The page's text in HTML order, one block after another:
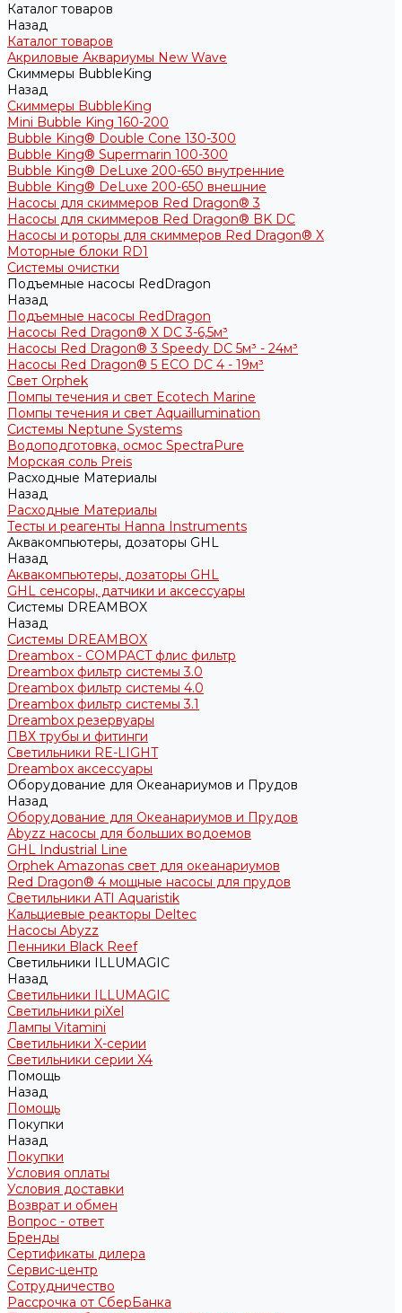
Каталог товаров
Назад
Каталог товаров
Акриловые Аквариумы New Wave
Скиммеры BubbleKing
Назад
Скиммеры BubbleKing
Mini Bubble King 160-200
Bubble King® Double Cone 130-300
Bubble King® Supermarin 100-300
Bubble King® DeLuxe 200-650 внутренние
Bubble King® DeLuxe 200-650 внешние
Насосы для скиммеров Red Dragon® 3
Насосы для скиммеров Red Dragon® BK DC
Насосы и роторы для скиммеров Red Dragon® X
Моторные блоки RD1
Системы очистки
Подъемные насосы RedDragon
Назад
Подъемные насосы RedDragon
Насосы Red Dragon® X DC 3-6,5м³
Насосы Red Dragon® 3 Speedy DC 5м³ - 24м³
Насосы Red Dragon® 5 ECO DC 4 - 19м³
Свет Orphek
Помпы течения и свет Ecotech Marine
Помпы течения и свет Aquaillumination
Системы Neptune Systems
Водоподготовка, осмос SpectraPure
Морская соль Preis
Расходные Материалы
Назад
Расходные Материалы
Тесты и реагенты Hanna Instruments
Аквакомпьютеры, дозаторы GHL
Назад
Аквакомпьютеры, дозаторы GHL
GHL сенсоры, датчики и аксессуары
Системы DREAMBOX
Назад
Системы DREAMBOX
Dreambox - COMPACT флис фильтр
Dreambox фильтр системы 3.0
Dreambox фильтр системы 4.0
Dreambox фильтр системы 3.1
Dreambox резервуары
ПВХ трубы и фитинги
Светильники RE-LIGHT
Dreambox аксессуары
Оборудование для Океанариумов и Прудов
Назад
Оборудование для Океанариумов и Прудов
Abyzz насосы для больших водоемов
GHL Industrial Line
Orphek Amazonas свет для океанариумов
Red Dragon® 4 мощные насосы для прудов
Светильники ATI Aquaristik
Кальциевые реакторы Deltec
Насосы Abyzz
Пенники Black Reef
Светильники ILLUMAGIC
Назад
Светильники ILLUMAGIC
Светильники piXel
Лампы Vitamini
Светильники X-серии
Светильники серии X4
Помощь
Назад
Помощь
Покупки
Назад
Покупки
Условия оплаты
Условия доставки
Возврат и обмен
Вопрос - ответ
Бренды
Сертификаты дилера
Сервис-центр
Сотрудничество
Рассрочка от СберБанка